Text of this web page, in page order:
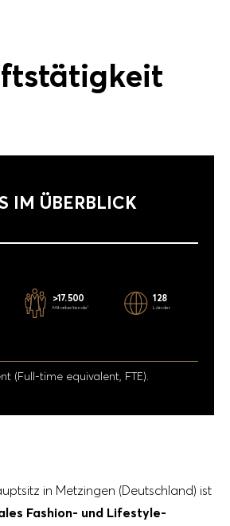
IM ÜBERBLICK
Mitarbeitende1
>1 7.500
Länder
1 28
(Full-time equivalent, FTE).
in Metzingen (Deutschland) ist
Fashion- und Lifestyle-